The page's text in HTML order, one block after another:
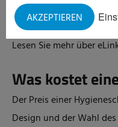
AKZEPTIEREN
werden. So haben Sie
von einer physischen
Lesen Sie mehr über
Was kostet
Der Preis einer
Design und der Wahl